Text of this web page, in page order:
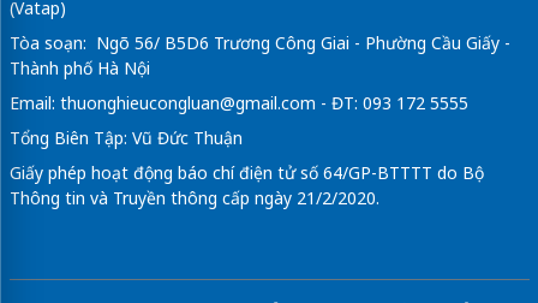
(Vatap)
Tòa soạn: Ngõ 56/ B5D6 Trương Công Giai - Phường Cầu Giấy -
Thành phố Hà Nội
Email: thuonghieucongluan@gmail.com - ĐT: 093 172 5555
Tổng Biên Tập: Vũ Đức Thuận
Giấy phép hoạt động báo chí điện tử số 64/GP-BTTTT do Bộ
Thông tin và Truyền thông cấp ngày 21/2/2020.